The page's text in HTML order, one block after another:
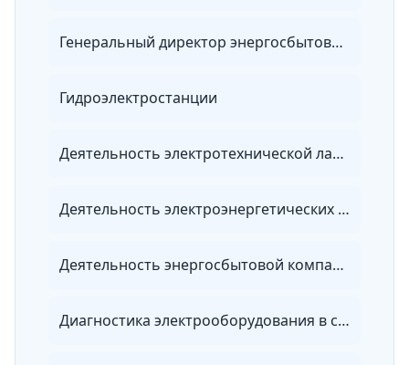
Генеральный директор энергосбытовой организации
Гидроэлектростанции
Деятельность электротехнической лаборатории
Деятельность электроэнергетических служб предприятия
Деятельность энергосбытовой компании
Диагностика электрооборудования в сетях 0,4-10 кВ